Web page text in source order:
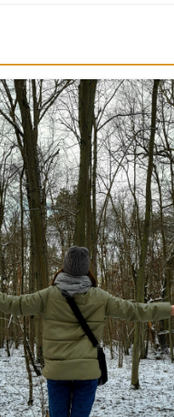
वॉकिंग एक्सरसाइज: 1
Comment
16 ज़रूरी कीबोर्ड शॉर्टकट्स
उत्पादकता को दोगुना कर देंगे
August 7, 2026 0